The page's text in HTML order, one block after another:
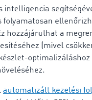
intelligencia
folyamatosan
hozzájárulhat a
(mivel
optimalizáláshoz
automatizált kezelési